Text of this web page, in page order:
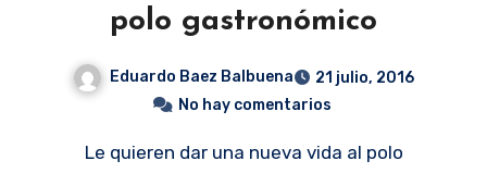
polo gastronómico
Eduardo Baez Balbuena
21 julio, 2016
No hay comentarios
Le quieren dar una nueva vida al polo